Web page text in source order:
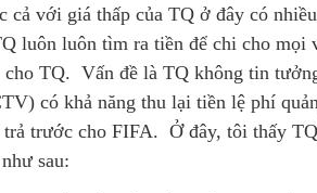
cả với giá thấp của TQ ở đây có
luôn luôn tìm ra tiền để chi cho
cho TQ. Vấn đề là TQ không tin
có khả năng thu lại tiền lệ phí
trả trước cho FIFA. Ở đây, tôi thấy
sau: